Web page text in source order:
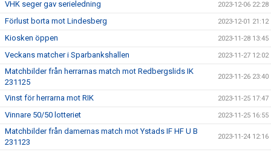
VHK seger gav serieledning 2023-12-06 22:28
Förlust borta mot Lindesberg 2023-12-01 21:12
Kiosken öppen 2023-11-28 13:45
Veckans matcher i Sparbankshallen 2023-11-27 12:02
Matchbilder från herrarnas match mot Redbergslids IK
231125
2023-11-26 23:40
Vinst för herrarna mot RIK 2023-11-25 17:47
Vinnare 50/50 lotteriet 2023-11-25 16:55
Matchbilder från damernas match mot Ystads IF HF U B
231123
2023-11-24 12:16